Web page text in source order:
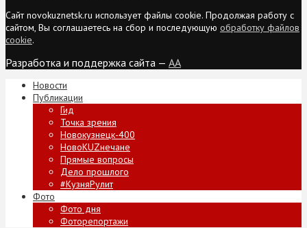
Сайт novokuznetsk.ru использует файлы cookie. Продолжая работу с
сайтом, Вы соглашаетесь на сбор и последующую обработку файлов
cookie.
Разработка и поддержка сайта — AA
Новости
Публикации
Гид
Точка зрения
Новокузнецк-400
НовоKUZнечане
Прямые вопросы
Дело прошлого
#КузняРулит
Фото
Фото дня
Фоторепортажи